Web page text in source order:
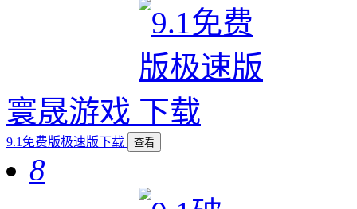
寰晟游戏
9.1免费版极速版下载 查看
8